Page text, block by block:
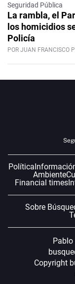
Seguridad Pública
La rambla, el
los homicidios
Policía
POR JUAN FRANCISCO
Política
Ambiente
Financial times
Sobre
Copyright